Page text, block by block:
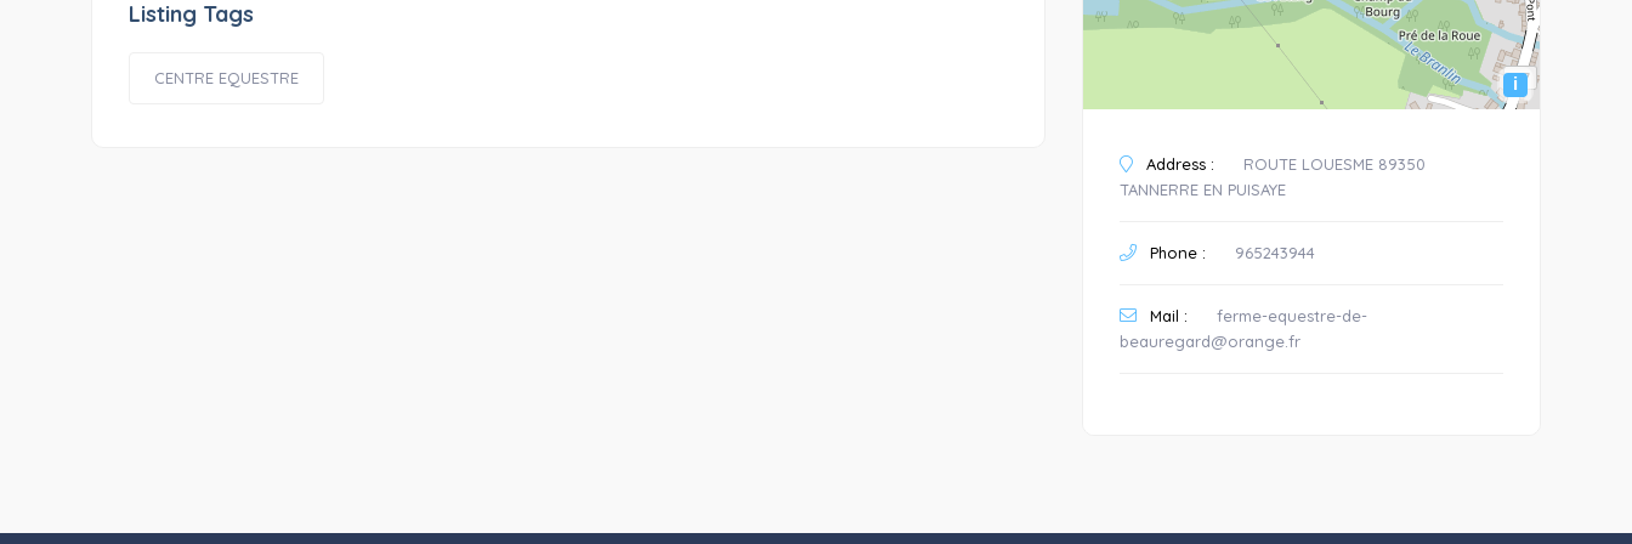
Listing Tags
CENTRE EQUESTRE i
Address :
ROUTE LOUESME 89350
TANNERRE EN PUISAYE
Phone : 965243944
Mail :
ferme-equestre-de-
beauregard@orange.fr